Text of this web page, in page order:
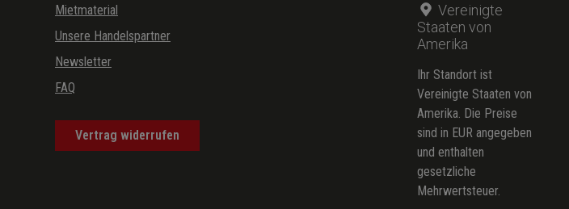
Mietmaterial
Unsere Handelspartner
Newsletter
FAQ
Vertrag widerrufen
Vereinigte
Staaten von
Amerika
Ihr Standort ist
Vereinigte Staaten von
Amerika. Die Preise
sind in EUR angegeben
und enthalten
gesetzliche
Mehrwertsteuer.